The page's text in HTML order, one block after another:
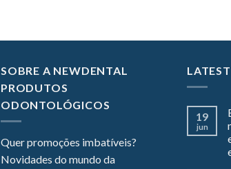
SOBRE A NEWDENTAL
PRODUTOS
ODONTOLÓGICOS
Quer promoções imbatíveis?
Novidades do mundo da
19
jun